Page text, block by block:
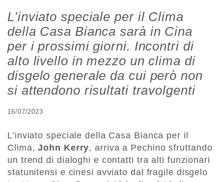
L’inviato speciale per il Clima
della Casa Bianca sarà in Cina
per i prossimi giorni. Incontri di
alto livello in mezzo un clima di
disgelo generale da cui però non
si attendono risultati travolgenti
16/07/2023
L’inviato speciale della Casa Bianca per il
Clima,John Kerry, arriva a Pechino sfruttando
un trend di dialoghi e contatti tra alti funzionari
statunitensi e cinesi avviato dal fragile disgelo